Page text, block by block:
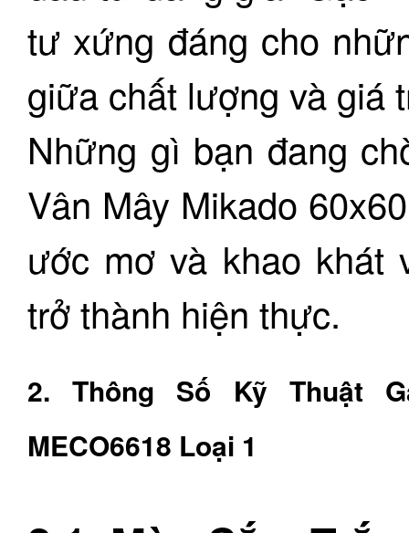
tư xứng đáng cho
giữa chất lượng và giá
Những gì bạn đang
Vân Mây Mikado
ước mơ và khao khát
trở thành hiện thực.
2. Thông Số Kỹ Thuật
MECO6618 Loại 1